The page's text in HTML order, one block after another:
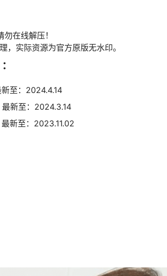
在线解压！
，实际资源为官方原版无水印。
至：2024.4.14
新至：2024.3.14
新至：2023.11.02